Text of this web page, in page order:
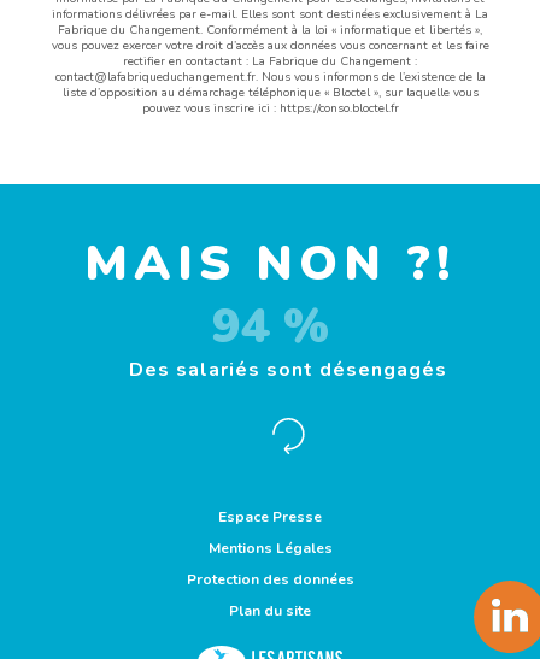
informations délivrées par e-mail. Elles sont sont destinées exclusivement à La
Fabrique du Changement. Conformément à la loi « informatique et libertés »,
vous pouvez exercer votre droit d’accès aux données vous concernant et les faire
rectifier en contactant : La Fabrique du Changement :
contact@lafabriqueduchangement.fr. Nous vous informons de l’existence de la
liste d’opposition au démarchage téléphonique « Bloctel », sur laquelle vous
pouvez vous inscrire ici : https://conso.bloctel.fr
MAIS NON ?!
94 %
Des salariés sont désengagés
Espace Presse
Mentions Légales
Protection des données
Plan du site